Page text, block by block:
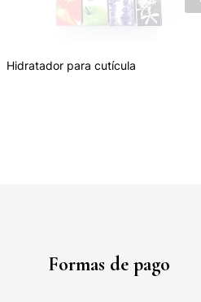
Hidratador para cutícula
Formas de pago